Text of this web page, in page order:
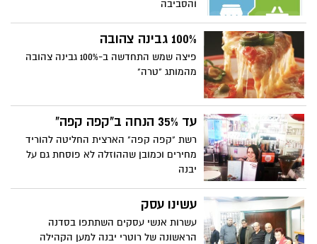
והסביבה
100% גבינה צהובה
פיצה שמש התחדשה ב-100% גבינה צהובה
מהמותג "טרה"
עד 35% הנחה ב"קפה קפה"
רשת "קפה קפה" הארצית החליטה להוריד
מחירים וכמובן שההוזלה לא פוסחת גם על
יבנה
עשינו עסק
עשרות אנשי עסקים השתתפו בסדנה
הראשונה של רוטרי יבנה למען הקהילה